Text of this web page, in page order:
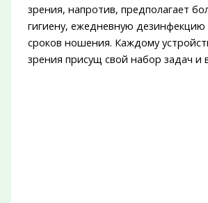
зрения, напротив, предполагает
гигиену, ежедневную
сроков ношения. Каждому
зрения присущ свой набор задач и